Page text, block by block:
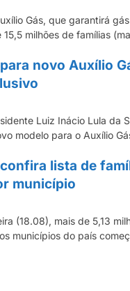
Gás, que garantirá
milhões de famílias
novo Auxílio
Luiz Inácio Lula da
modelo para o Auxílio
lista de
município
(18.08), mais de 5,13
municípios do país